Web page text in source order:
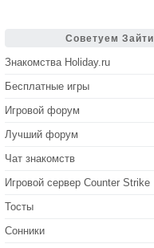
Советуем Зайти
Знакомства Holiday.ru
Бесплатные игры
Игровой форум
Лучший форум
Чат знакомств
Игровой сервер Counter Strike
Тосты
Сонники